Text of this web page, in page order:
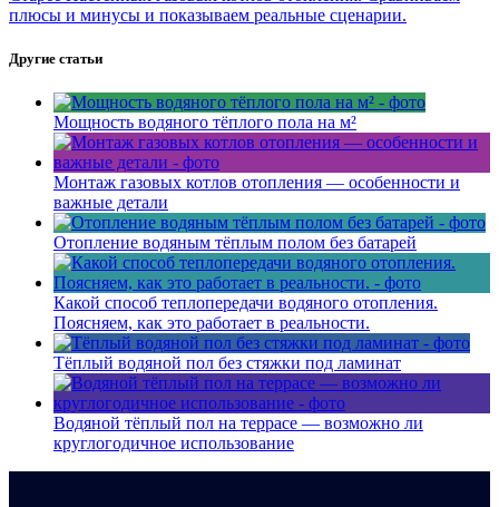
плюсы и минусы и показываем реальные сценарии.
Другие статьи
Мощность водяного тёплого пола на м²
Монтаж газовых котлов отопления — особенности и
важные детали
Отопление водяным тёплым полом без батарей
Какой способ теплопередачи водяного отопления.
Поясняем, как это работает в реальности.
Тёплый водяной пол без стяжки под ламинат
Водяной тёплый пол на террасе — возможно ли
круглогодичное использование